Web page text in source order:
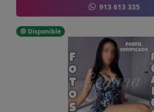
913 613 335
Disponible